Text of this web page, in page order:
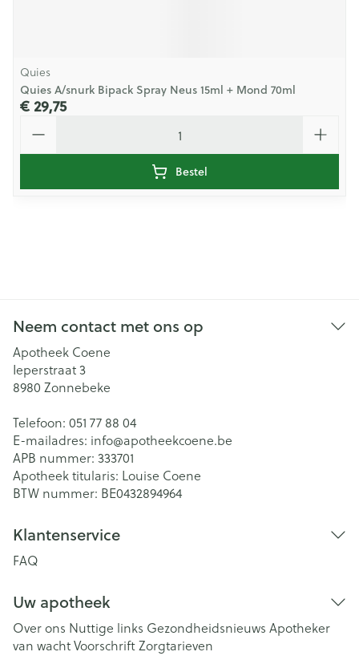
Quies
Quies A/snurk Bipack Spray Neus 15ml + Mond 70ml
€ 29,75
Bestel
Neem contact met ons op
Apotheek Coene
Ieperstraat 3
8980 Zonnebeke
Telefoon: 051 77 88 04
E-mailadres: info@apotheekcoene.be
APB nummer: 333701
Apotheek titularis: Louise Coene
BTW nummer: BE0432894964
Klantenservice
FAQ
Uw apotheek
Over ons Nuttige links Gezondheidsnieuws Apotheker
van wachtVoorschriftZorgtarieven